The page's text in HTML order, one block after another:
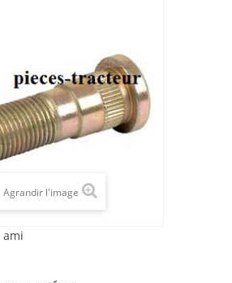
Agrandir l'image
ami